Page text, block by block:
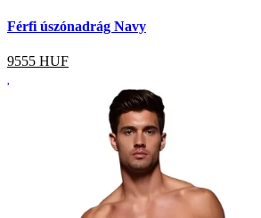
Férfi úszónadrág Navy
9555 HUF